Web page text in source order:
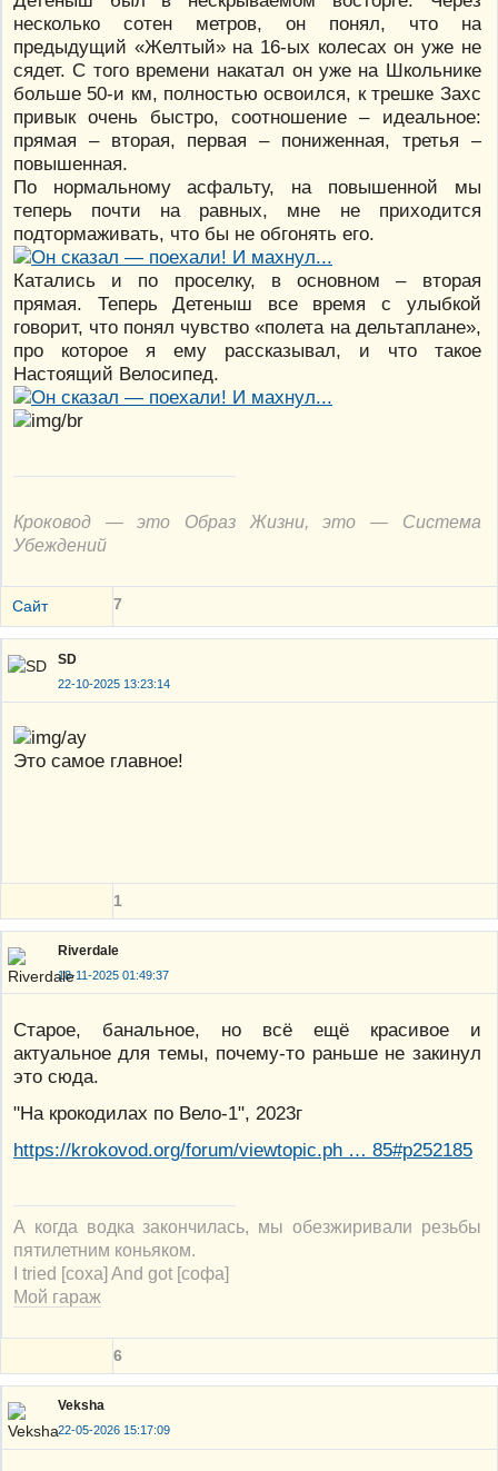
несколько сотен метров, он понял, что на
предыдущий «Желтый» на 16-ых колесах он уже не
сядет. С того времени накатал он уже на Школьнике
больше 50-и км, полностью освоился, к трешке Захс
привык очень быстро, соотношение – идеальное:
прямая – вторая, первая – пониженная, третья –
повышенная.
По нормальному асфальту, на повышенной мы
теперь почти на равных, мне не приходится
подтормаживать, что бы не обгонять его.
Катались и по проселку, в основном – вторая
прямая. Теперь Детеныш все время с улыбкой
говорит, что понял чувство «полета на дельтаплане»,
про которое я ему рассказывал, и что такое
Настоящий Велосипед.
Кроковод — это Образ Жизни, это — Система
Убеждений
Сайт 7
SD
22-10-2025 13:23:14
Это самое главное!
1
Riverdale
18-11-2025 01:49:37
Старое, банальное, но всё ещё красивое и
актуальное для темы, почему-то раньше не закинул
это сюда.
"На крокодилах по Вело-1", 2023г
https://krokovod.org/forum/viewtopic.ph … 85#p252185
А когда водка закончилась, мы обезжиривали резьбы
пятилетним коньяком.
I tried [соха] And got [софа]
Мой гараж
6
Veksha
22-05-2026 15:17:09